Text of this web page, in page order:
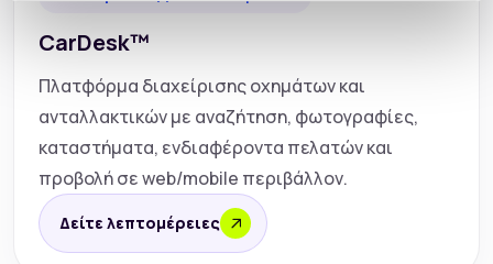
CarDesk™
Πλατφόρμα διαχείρισης οχημάτων και
ανταλλακτικών με αναζήτηση, φωτογραφίες,
καταστήματα, ενδιαφέροντα πελατών και
προβολή σε web/mobile περιβάλλον.
Δείτε λεπτομέρειες